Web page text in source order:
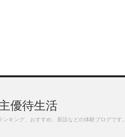
優待生活
ンキング、おすすめ、新設などの体験ブログです。